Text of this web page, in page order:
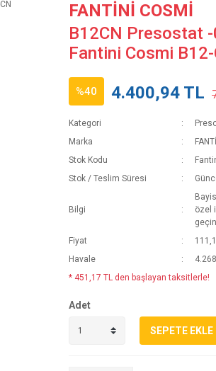
FANTİNİ COSMİ
B12CN Presostat
Fantini Cosmi B12-
%40 4.400,94 TL
Kategori
Marka
Stok Kodu
Stok / Teslim Süresi
Bilgi
özel
Fiyat
Havale
* 451,17 TL den başlayan taksitlerle!
Adet
SEPETE EKLE